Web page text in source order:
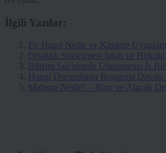
İlgili Yazılar:
Ev Hapsi Nedir ve Kimlere
Ortaklık Sözleşmesi İptali ve Hukuki
Bilişim Suçlarında Uluslararası İş
Hangi Durumlarda Boşanma
Mahsup Nedir? – Borç ve Alacak